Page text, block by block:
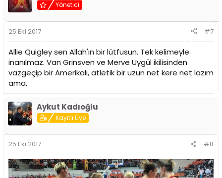
Yönetici
25 Eki 2017 #7
Allie Quigley sen Allah'ın bir lütfusun. Tek kelimeyle
inanılmaz. Van Grinsven ve Merve Uygül ikilisinden
vazgeçip bir Amerikalı, atletik bir uzun net kere net lazım
ama.
Aykut Kadıoğlu
Kayıtlı Üye
25 Eki 2017 #8